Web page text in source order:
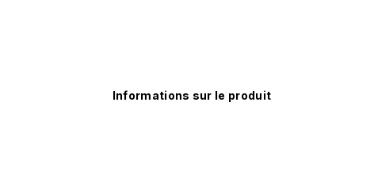
Informations sur le produit